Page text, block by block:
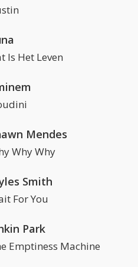
Is Het Leven
Mendes
Why Why
Smith
For You
Park
Emptiness Machine